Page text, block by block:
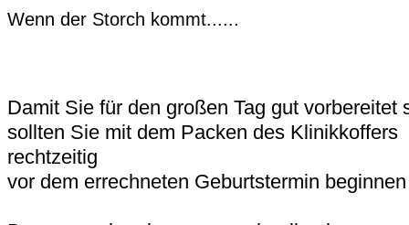
Wenn der Storch kommt......
Damit Sie für den großen Tag gut vorbereitet
sollten Sie mit dem Packen des Klinikkoffers
rechtzeitig
vor dem errechneten Geburtstermin